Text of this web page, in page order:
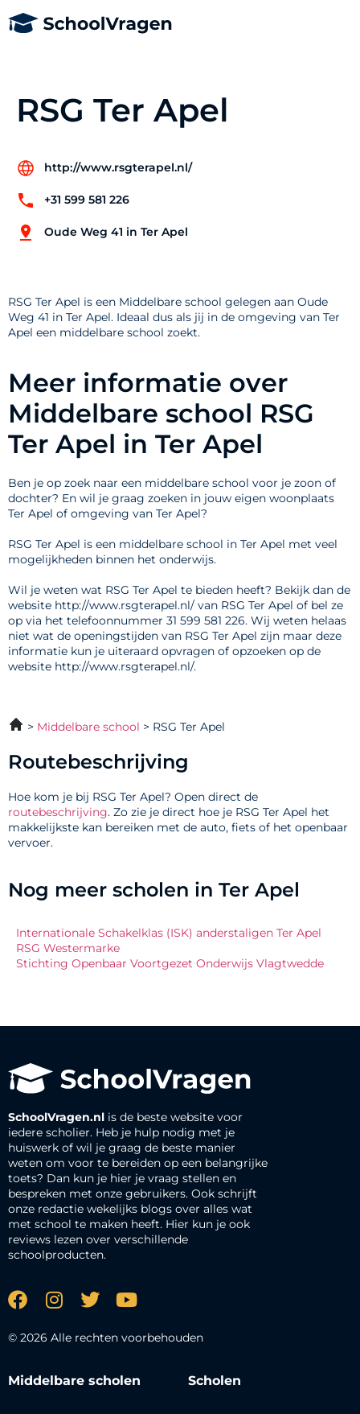
RSG Ter Apel
http://www.rsgterapel.nl/
+31 599 581 226
Oude Weg 41 in Ter Apel
RSG Ter Apel is een Middelbare school gelegen aan Oude
Weg 41 in Ter Apel. Ideaal dus als jij in de omgeving van Ter
Apel een middelbare school zoekt.
Meer informatie over
Middelbare school RSG
Ter Apel in Ter Apel
Ben je op zoek naar een middelbare school voor je zoon of
dochter? En wil je graag zoeken in jouw eigen woonplaats
Ter Apel of omgeving van Ter Apel?
RSG Ter Apel is een middelbare school in Ter Apel met veel
mogelijkheden binnen het onderwijs.
Wil je weten wat RSG Ter Apel te bieden heeft? Bekijk dan de
website http://www.rsgterapel.nl/ van RSG Ter Apel of bel ze
op via het telefoonnummer 31 599 581 226. Wij weten helaas
niet wat de openingstijden van RSG Ter Apel zijn maar deze
informatie kun je uiteraard opvragen of opzoeken op de
website http://www.rsgterapel.nl/.
Middelbare school RSG Ter Apel
Routebeschrijving
Hoe kom je bij RSG Ter Apel? Open direct de
routebeschrijving. Zo zie je direct hoe je RSG Ter Apel het
makkelijkste kan bereiken met de auto, fiets of het openbaar
vervoer.
Nog meer scholen in Ter Apel
Internationale Schakelklas (ISK) anderstaligen Ter Apel
RSG Westermarke
Stichting Openbaar Voortgezet Onderwijs Vlagtwedde
SchoolVragen.nl is de beste website voor
iedere scholier. Heb je hulp nodig met je
huiswerk of wil je graag de beste manier
weten om voor te bereiden op een belangrijke
toets? Dan kun je hier je vraag stellen en
bespreken met onze gebruikers. Ook schrijft
onze redactie wekelijks blogs over alles wat
met school te maken heeft. Hier kun je ook
reviews lezen over verschillende
schoolproducten.
© 2026 Alle rechten voorbehouden
Middelbare scholen Scholen